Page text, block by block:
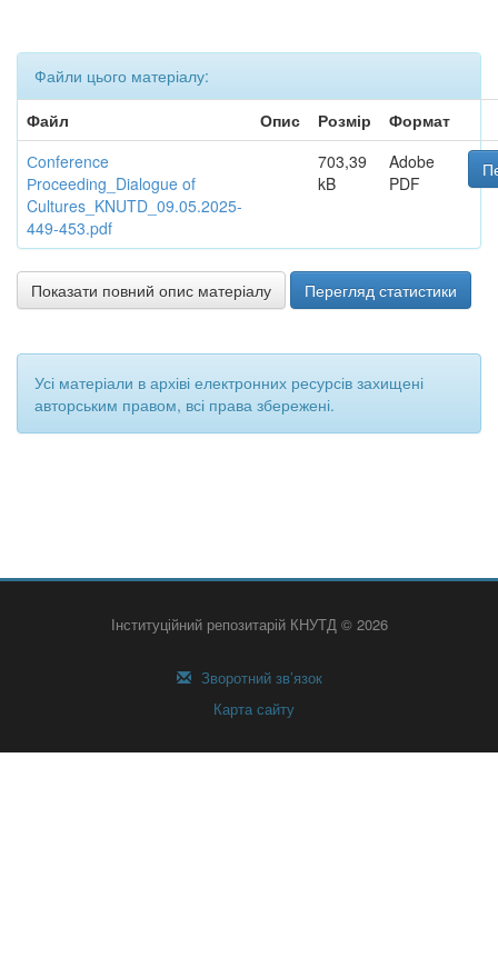
Файли цього матеріалу:
Файл
Опис Розмір
Формат
Сonference
Рroceeding_Dialogue of
Cultures_KNUTD_09.05.2025-
449-453.pdf
703,39
kB
Adobe
PDF
Показати повний опис матеріалу Перегляд статистики
Усі матеріали в архіві електронних ресурсів захищені
авторським правом, всі права збережені.
Інституційний репозитарій КНУТД © 2026
Зворотний зв’язок
Карта сайту